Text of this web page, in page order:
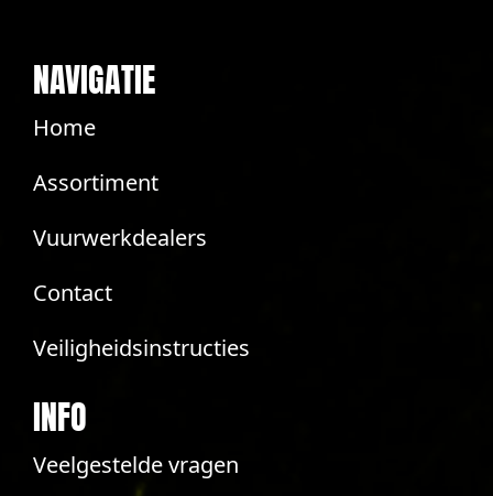
NAVIGATIE
Home
Assortiment
Vuurwerkdealers
Contact
Veiligheidsinstructies
INFO
Veelgestelde vragen